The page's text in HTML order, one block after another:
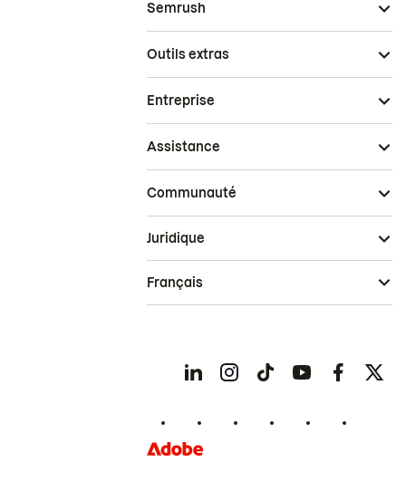
Semrush
Outils extras
Entreprise
Assistance
Communauté
Juridique
Français